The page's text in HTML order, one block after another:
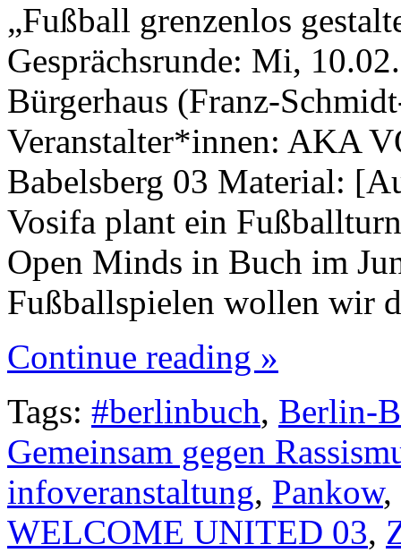
„Fußball grenzenlos
Gesprächsrunde: Mi,
Bürgerhaus (Franz-
Veranstalter*innen: AKA
Babelsberg 03 Material:
Vosifa plant ein
Open Minds in Buch im
Fußballspielen wollen wir
Continue reading »
Tags: #berlinbuch, Berlin-
Gemeinsam gegen
infoveranstaltung, Pankow,
WELCOME UNITED 03,